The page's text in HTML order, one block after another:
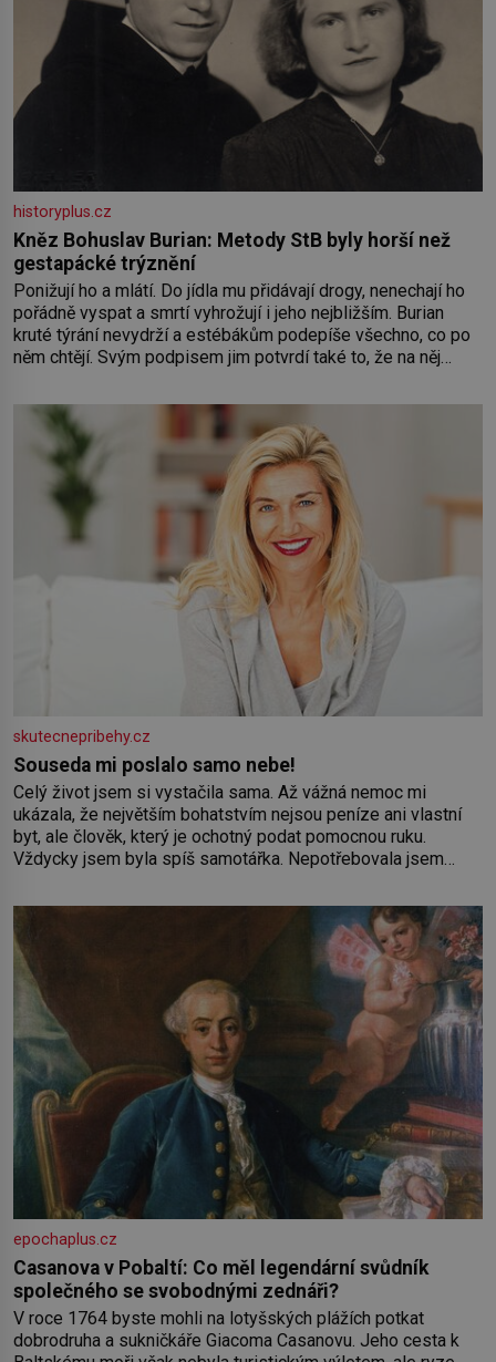
historyplus.cz
Kněz Bohuslav Burian: Metody StB byly horší než
gestapácké trýznění
Ponižují ho a mlátí. Do jídla mu přidávají drogy, nenechají ho
pořádně vyspat a smrtí vyhrožují i jeho nejbližším. Burian
kruté týrání nevydrží a estébákům podepíše všechno, co po
něm chtějí. Svým podpisem jim potvrdí také to, že na něj
Syn brněnského řezníka chce být knězem a
skutecnepribehy.cz
Souseda mi poslalo samo nebe!
Celý život jsem si vystačila sama. Až vážná nemoc mi
ukázala, že největším bohatstvím nejsou peníze ani vlastní
byt, ale člověk, který je ochotný podat pomocnou ruku.
Vždycky jsem byla spíš samotářka. Nepotřebovala jsem
práce a hlavně klid. Hned po studiích jsem odešla z rodného
epochaplus.cz
Casanova v Pobaltí: Co měl legendární svůdník
společného se svobodnými zednáři?
V roce 1764 byste mohli na lotyšských plážích potkat
dobrodruha a sukničkáře Giacoma Casanovu. Jeho cesta k